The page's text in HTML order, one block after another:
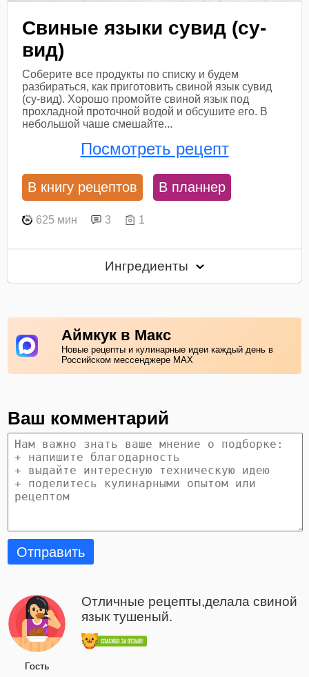
Свиные языки сувид (су-
вид)
Соберите все продукты по списку и будем
разбираться, как приготовить свиной язык сувид
(су-вид). Хорошо промойте свиной язык под
прохладной проточной водой и обсушите его. В
небольшой чаше смешайте...
Посмотреть рецепт
В книгу рецептов В планнер
625 мин 3 1
Ингредиенты
Аймкук в Макс
Новые рецепты и кулинарные идеи каждый день в
Российском мессенджере MAX
Ваш комментарий
Отправить
Гость
Отличные рецепты,делала свиной
язык тушеный.